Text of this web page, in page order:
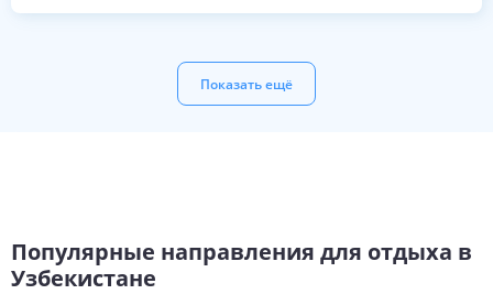
Показать ещё
Популярные направления для отдыха в
Узбекистане